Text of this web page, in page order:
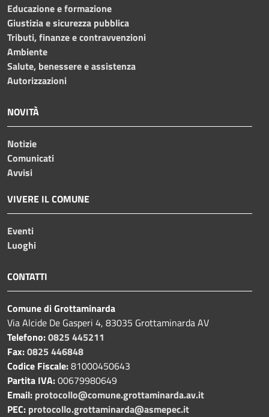
Educazione e formazione
Giustizia e sicurezza pubblica
Tributi, finanze e contravvenzioni
Ambiente
Salute, benessere e assistenza
Autorizzazioni
NOVITÀ
Notizie
Comunicati
Avvisi
VIVERE IL COMUNE
Eventi
Luoghi
CONTATTI
Comune di Grottaminarda
Via Alcide De Gasperi 4, 83035 Grottaminarda AV
Telefono:0825 445211
Fax:0825 446848
Codice Fiscale:81000450643
Partita IVA:00679980649
Email: protocollo@comune.grottaminarda.av.it
PEC: protocollo.grottaminarda@asmepec.it